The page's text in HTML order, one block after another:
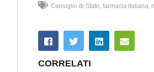
Consiglio di Stato farmacia italiana
CORRELATI